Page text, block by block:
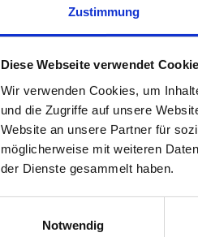
Zustimmung
Diese Webseite verwendet
Wir verwenden Cookies, um
und die Zugriffe auf unsere
Website an unsere Partner für
möglicherweise mit weiteren
der Dienste gesammelt haben.
Notwendig